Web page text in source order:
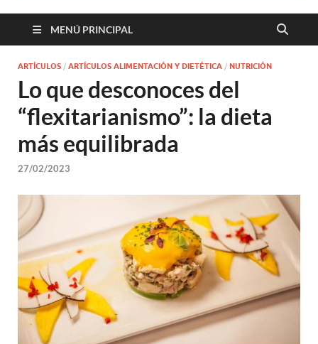
MENÚ PRINCIPAL
ARTÍCULOS / ARTÍCULOS ALIMENTACIÓN Y DIETÉTICA / NUTRICIÓN
Lo que desconoces del
“flexitarianismo”: la dieta
más equilibrada
27/02/2023